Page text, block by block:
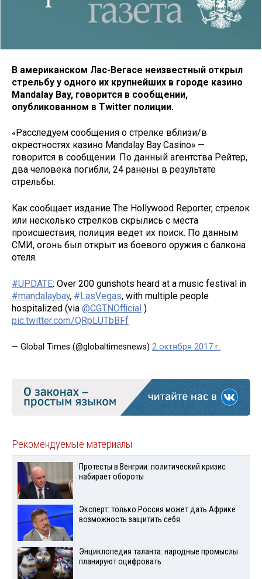
В американском Лас-Вегасе неизвестный открыл
стрельбу у одного их крупнейших в городе казино
Mandalay Bay, говорится в сообщении,
опубликованном в Twitter полиции.
«Расследуем сообщения о стрелке вблизи/в
окрестностях казино Mandalay Bay Casino» —
говорится в сообщении. По данный агентства Рейтер,
два человека погибли, 24 ранены в результате
стрельбы.
Как сообщает издание The Hollywood Reporter, стрелок
или несколько стрелков скрылись с места
происшествия, полиция ведет их поиск. По данным
СМИ, огонь был открыт из боевого оружия с балкона
отеля.
#UPDATE: Over 200 gunshots heard at a music festival in
#mandalaybay, #LasVegas, with multiple people
hospitalized (via @CGTNOfficial )
pic.twitter.com/QRpLUTbBFf
— Global Times (@globaltimesnews) 2 октября 2017 г.
Рекомендуемые материалы
Протесты в Венгрии: политический кризис
набирает обороты
Эксперт: только Россия может дать Африке
возможность защитить себя
Энциклопедия таланта: народные промыслы
планируют оцифровать